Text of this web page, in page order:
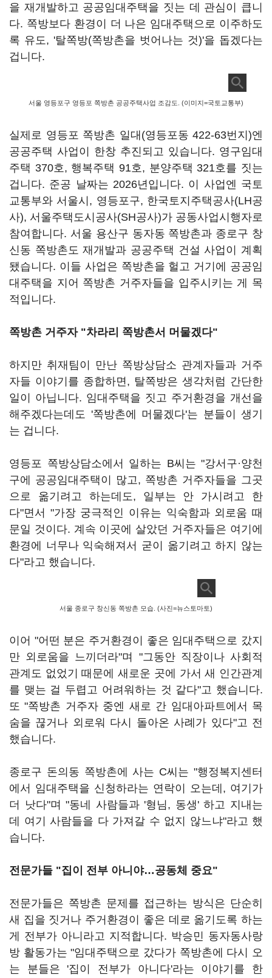
을 재개발하고 공공임대주택을 짓는 데 관심이 큽니
다. 쪽방보다 환경이 더 나은 임대주택으로 이주하도
록 유도, '탈쪽방(쪽방촌을 벗어나는 것)'을 돕겠다는
겁니다.
서울 영등포구 영등포 쪽방촌 공공주택사업 조감도. (이미지=국토교통부)
실제로 영등포 쪽방촌 일대(영등포동 422-63번지)엔
공공주택 사업이 한창 추진되고 있습니다. 영구임대
주택 370호, 행복주택 91호, 분양주택 321호를 짓는
겁니다. 준공 날짜는 2026년입니다. 이 사업엔 국토
교통부와 서울시, 영등포구, 한국토지주택공사(LH공
사), 서울주택도시공사(SH공사)가 공동사업시행자로
참여합니다. 서울 용산구 동자동 쪽방촌과 종로구 창
신동 쪽방촌도 재개발과 공공주택 건설 사업이 계획
됐습니다. 이들 사업은 쪽방촌을 헐고 거기에 공공임
대주택을 지어 쪽방촌 거주자들을 입주시키는 게 목
적입니다.
쪽방촌 거주자 "차라리 쪽방촌서 머물겠다"
하지만 취재팀이 만난 쪽방상담소 관계자들과 거주
자들 이야기를 종합하면, 탈쪽방은 생각처럼 간단한
일이 아닙니다. 임대주택을 짓고 주거환경을 개선을
해주겠다는데도 '쪽방촌에 머물겠다'는 분들이 생기
는 겁니다.
영등포 쪽방상담소에서 일하는 B씨는 "강서구·양천
구에 공공임대주택이 많고, 쪽방촌 거주자들을 그곳
으로 옮기려고 하는데도, 일부는 안 가시려고 한
다"면서 "가장 궁극적인 이유는 익숙함과 외로움 때
문일 것이다. 계속 이곳에 살았던 거주자들은 여기에
환경에 너무나 익숙해져서 굳이 옮기려고 하지 않는
다"라고 했습니다.
서울 종로구 창신동 쪽방촌 모습. (사진=뉴스토마토)
이어 "어떤 분은 주거환경이 좋은 임대주택으로 갔지
만 외로움을 느끼더라"며 "그동안 직장이나 사회적
관계도 없었기 때문에 새로운 곳에 가서 새 인간관계
를 맺는 걸 두렵고 어려워하는 것 같다"고 했습니다.
또 "쪽방촌 거주자 중엔 새로 간 임대아파트에서 목
숨을 끊거나 외로워 다시 돌아온 사례가 있다"고 전
했습니다.
종로구 돈의동 쪽방촌에 사는 C씨는 "행정복지센터
에서 임대주택을 신청하라는 연락이 오는데, 여기가
더 낫다"며 "동네 사람들과 '형님, 동생' 하고 지내는
데 여기 사람들을 다 가져갈 수 없지 않느냐"라고 했
습니다.
전문가들 "집이 전부 아니야…공동체 중요"
전문가들은 쪽방촌 문제를 접근하는 방식은 단순히
새 집을 짓거나 주거환경이 좋은 데로 옮기도록 하는
게 전부가 아니라고 지적합니다. 박승민 동자동사랑
방 활동가는 "임대주택으로 갔다가 쪽방촌에 다시 오
는 분들은 '집이 전부가 아니다'라는 이야기를 한